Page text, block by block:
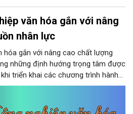
văn hóa gắn với nâng
nhân lực
hóa gắn với nâng cao chất lượng
những định hướng trọng tâm được
triển khai các chương trình hành
của Bộ Chính trị về giáo dục -
kết luận của đồng chí Nguyễn
ủy, nhiều nhiệm vụ, giải pháp đồng